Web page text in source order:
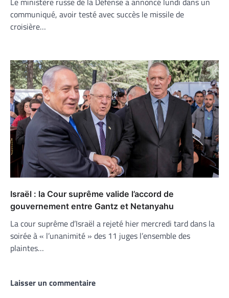
communiqué, avoir testé avec succès le missile de
croisière…
Israël : la Cour suprême valide l’accord de
gouvernement entre Gantz et Netanyahu
La cour suprême d’Israël a rejeté hier mercredi tard dans la
soirée à « l’unanimité » des 11 juges l’ensemble des
plaintes…
Laisser un commentaire